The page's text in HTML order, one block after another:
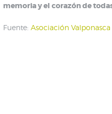
memoria y el corazón de
Fuente: Asociación Valponasca